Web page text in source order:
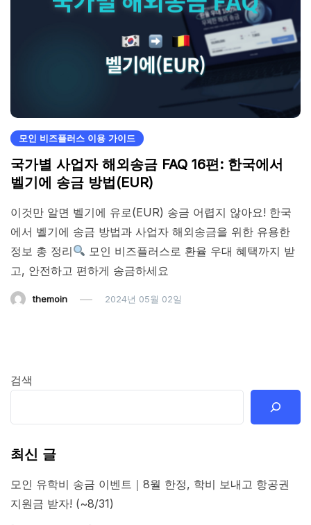
모인 비즈플러스 이용 가이드
국가별 사업자 해외송금 FAQ 16편: 한국에서
벨기에 송금 방법(EUR)
이것만 알면 벨기에 유로(EUR) 송금 어렵지 않아요! 한국
에서 벨기에 송금 방법과 사업자 해외송금을 위한 유용한
정보 총 정리
모인 비즈플러스로 환율 우대 혜택까지 받
고, 안전하고 편하게 송금하세요
themoin 2024년 05월 02일
검색
최신 글
모인 유학비 송금 이벤트｜8월 한정, 학비 보내고 항공권
지원금 받자! (~8/31)